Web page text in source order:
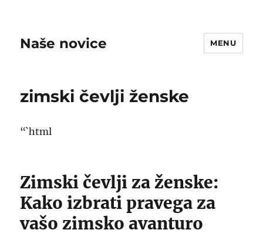
Naše novice MENU
zimski čevlji ženske
“`html
Zimski čevlji za ženske:
Kako izbrati pravega za
vašo zimsko avanturo